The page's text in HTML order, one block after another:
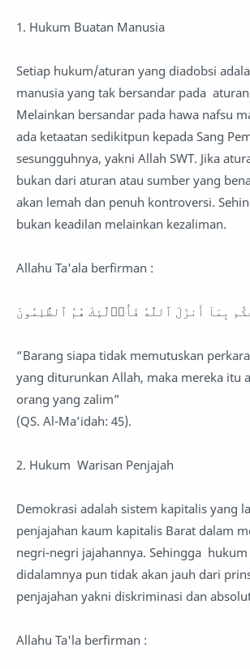
1. Hukum Buatan Manusia
Setiap hukum/aturan yang diadobsi
manusia yang tak bersandar pada
Melainkan bersandar pada hawa nafsu
ada ketaatan sedikitpun kepada Sang
sesungguhnya, yakni Allah SWT. Jika
bukan dari aturan atau sumber yang
akan lemah dan penuh kontroversi.
bukan keadilan melainkan kezaliman.
Allahu Ta'ala berfirman :
بِمَآ أَنزَلَ ٱللَّهُ فَأُو۟لَٰٓئِكَ هُمُ ٱلظَّٰلِمُونَ
“Barang siapa tidak memutuskan
yang diturunkan Allah, maka mereka itu
orang yang zalim”
(QS. Al-Ma’idah: 45).
2. Hukum Warisan Penjajah
Demokrasi adalah sistem kapitalis yang
penjajahan kaum kapitalis Barat dalam
negri-negri jajahannya. Sehingga hukum
didalamnya pun tidak akan jauh dari
penjajahan yakni diskriminasi dan
Allahu Ta'la berfirman :